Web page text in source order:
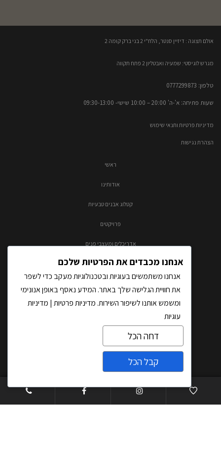
אולם תצוגה : דיזיין סנטר, הלח"י 2 בני ברק קומה 2​
מגרש לוגיסטי: שמעיה ואבטליון 2 פתח תקווה
טלפון: 0777299873​
שעות פתיחה: א'-ה' 20:00 – 10:00​​ שישי- 09:30-13:00
מדיניות פרטיות ותנאי שימוש
הצהרת נגישות
ראשי
אודותינו
קטלוג אבנים טבעיות
פרויקטים
אדריכלים ומעצבי פנים
ATO – פסיפס אבן טבעית
חנות
אנחנו מכבדים את הפרטיות שלכם
אנחנו משתמשים בעוגיות ובטכנולוגיות מעקב כדי לשפר
את חוויית הגלישה שלך באתר. המידע נאסף באופן אנונימי
ומשמש אותנו לשיפור השירות. מדיניות פרטיות | מדיניות
עוגיות
דחה הכל
קבל הכל